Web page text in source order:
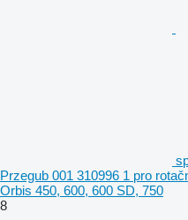
Przegub 001 310996 1 pro
Orbis 450, 600, 600 SD, 750
8